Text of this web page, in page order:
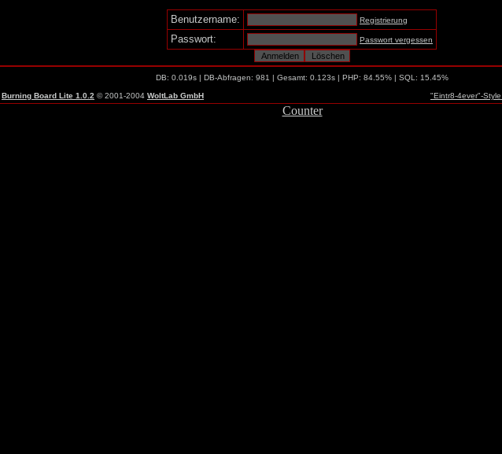
Benutzername: Registrierung
Passwort: Passwort vergessen
DB: 0.019s | DB-Abfragen: 981 | Gesamt: 0.123s | PHP: 84.55% | SQL: 15.45%
Burning Board Lite 1.0.2 © 2001-2004 WoltLab GmbH "Eintr8-4ever"-
Counter